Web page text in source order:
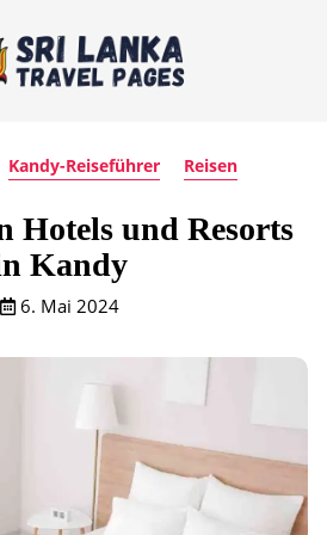
Kandy-Reiseführer Reisen
Hotels und Resorts
Kandy
6. Mai 2024